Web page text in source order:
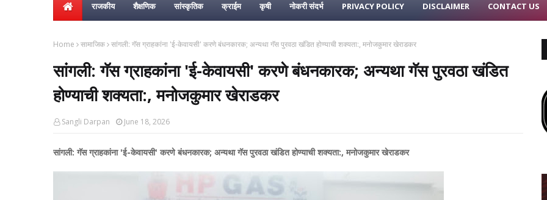
राजकीय शैक्षणिक सांस्कृतिक क्राईम कृषी नोकरी संदर्भ PRIVACY POLICY DISCLAIMER CONTACT US
Home सामाजिक सांगली: गॅस ग्राहकांना 'ई-केवायसी' करणे बंधनकारक; अन्यथा गॅस पुरवठा खंडित होण्याची शक्यता:, मनोजकुमार खेराडकर
सांगली: गॅस ग्राहकांना 'ई-केवायसी' करणे बंधनकारक; अन्यथा गॅस पुरवठा खंडित
होण्याची शक्यता:, मनोजकुमार खेराडकर
Sangli Darpan June 18, 2026
सांगली: गॅस ग्राहकांना 'ई-केवायसी' करणे बंधनकारक; अन्यथा गॅस पुरवठा खंडित होण्याची शक्यता:, मनोजकुमार खेराडकर